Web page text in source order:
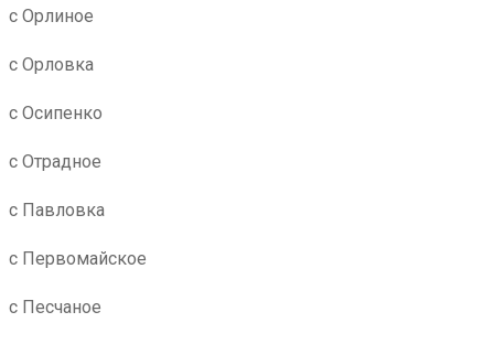
с Орлиное
с Орловка
с Осипенко
с Отрадное
с Павловка
с Первомайское
с Песчаное